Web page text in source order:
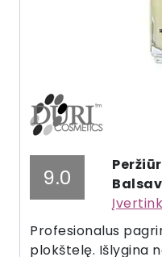
9.0
Profesionalus
plokštelę. Išlygina